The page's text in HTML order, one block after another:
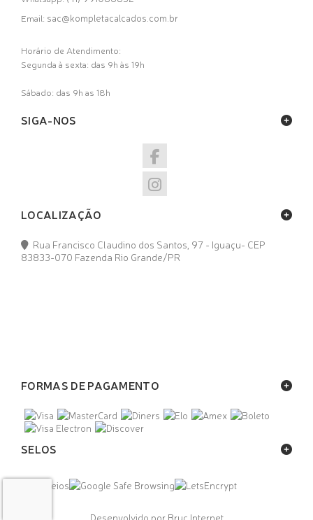
Email: sac@kompletacalcados.com.br
Horário de Atendimento:
Segunda à sexta: das 9h às 19h
Sábado: das 9h as 18h
SIGA-NOS
LOCALIZAÇÃO
Rua Francisco Claudino dos Santos, 97 - Iguaçu- CEP
83833-070 Fazenda Rio Grande/PR
FORMAS DE PAGAMENTO
SELOS
Desenvolvido por Bruc Internet